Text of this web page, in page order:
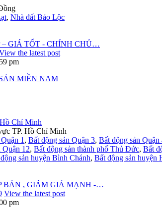
, Nhà đất Bảo Lộc
GIÁ TỐT - CHÍNH CHỦ…
the latest post
pm
MIỀN NAM
Chí Minh
TP. Hồ Chí Minh
1 , Bất động sản Quận 3, Bất động sản Quận
Quận 12, Bất động sản thành phố Thủ Đức, Bất
sản huyện Bình Chánh, Bất động sản huyện
BÁN , GIẢM GIÁ MẠNH -…
View the latest post
pm